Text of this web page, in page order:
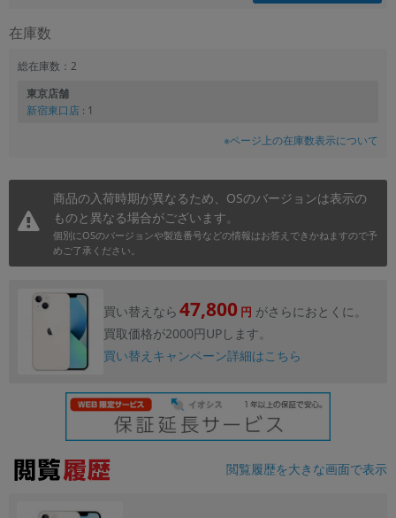
在庫数
総在庫数：2
東京店舗
新宿東口店 : 1
※ページ上の在庫数表示について
商品の入荷時期が異なるため、OSのバージョンは表示の
ものと異なる場合がございます。
個別にOSのバージョンや製造番号などの情報はお答えできかねますので予
めご了承ください。
買い替えなら 47,800 円 がさらにおとくに。
買取価格が2000円UPします。
買い替えキャンペーン詳細はこちら
閲覧履歴を大きな画面で表示